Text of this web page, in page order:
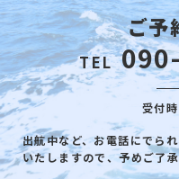
ご予
TEL
受付
出航中など、お電話にでら
いたしますので、予めご了